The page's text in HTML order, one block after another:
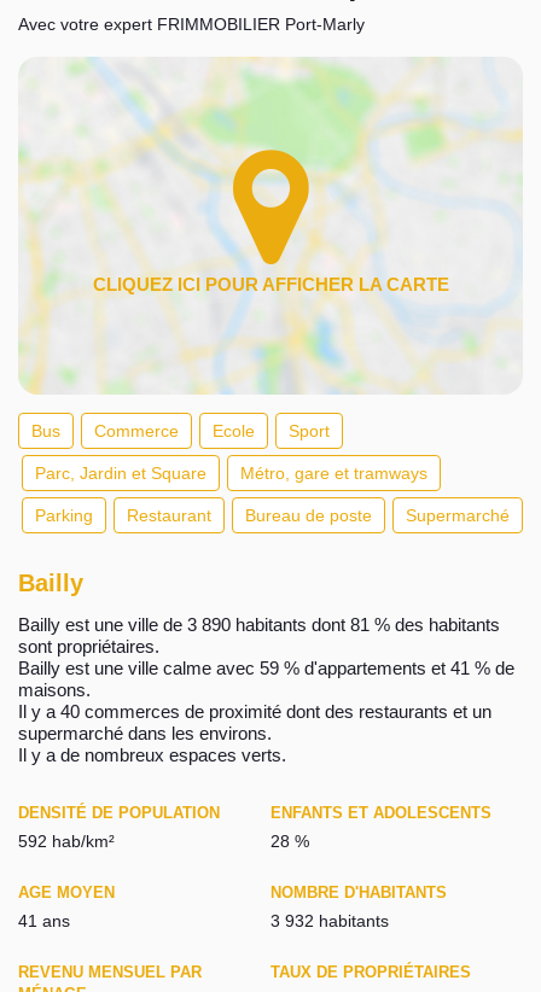
Avec votre expert FRIMMOBILIER Port-Marly
Bus Commerce Ecole Sport
Parc, Jardin et Square Métro, gare et tramways
Parking Restaurant Bureau de poste Supermarché
Bailly
Bailly est une ville de 3 890 habitants dont 81 % des habitants
sont propriétaires.
Bailly est une ville calme avec 59 % d'appartements et 41 % de
maisons.
Il y a 40 commerces de proximité dont des restaurants et un
supermarché dans les environs.
Il y a de nombreux espaces verts.
DENSITÉ DE POPULATION
592 hab/km²
ENFANTS ET ADOLESCENTS
28 %
AGE MOYEN
41 ans
NOMBRE D'HABITANTS
3 932 habitants
REVENU MENSUEL PAR
TAUX DE PROPRIÉTAIRES